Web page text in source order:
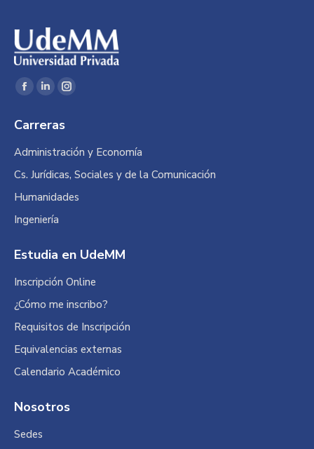
Encuéntranos en:
Facebook
opens
in
new
Linkedin
opens
in
new
Instagram
in
new
Carreras
Administración y Economía
Cs. Jurídicas, Sociales y de la Comunicación
Humanidades
Ingeniería
Estudia en UdeMM
Inscripción Online
¿Cómo me inscribo?
Requisitos de Inscripción
Equivalencias externas
Calendario Académico
Nosotros
Sedes